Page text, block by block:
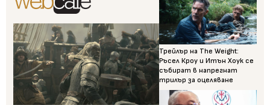
Трейлър на The Weight:
Ръсел Кроу и Итън Хоук се
събират в напрегнат
трилър за оцеляване